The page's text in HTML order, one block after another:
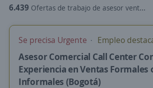
6.439 Ofertas de trabajo de asesor ventas en Bogotá, D.C., Bogotá, D.C.
Se precisa Urgente Empleo
Asesor Comercial Call Center
Experiencia en Ventas Formales
Informales (Bogotá)